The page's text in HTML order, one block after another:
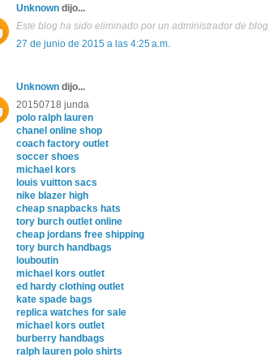
Unknown dijo...
Este blog ha sido eliminado por un administrador de blog.
27 de junio de 2015 a las 4:25 a.m.
Unknown dijo...
20150718 junda
polo ralph lauren
chanel online shop
coach factory outlet
soccer shoes
michael kors
louis vuitton sacs
nike blazer high
cheap snapbacks hats
tory burch outlet online
cheap jordans free shipping
tory burch handbags
louboutin
michael kors outlet
ed hardy clothing outlet
kate spade bags
replica watches for sale
michael kors outlet
burberry handbags
ralph lauren polo shirts